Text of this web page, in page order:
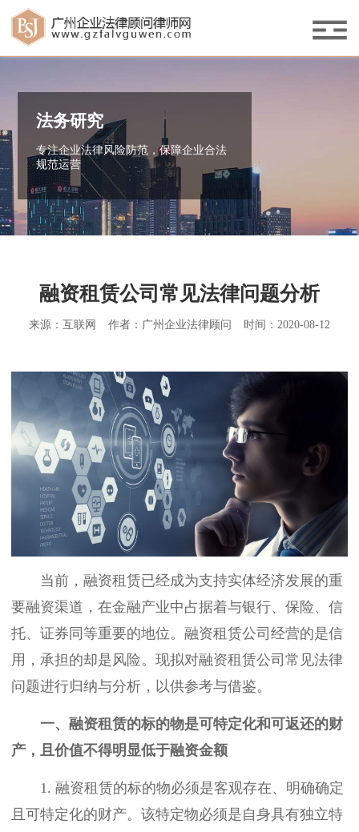
法务研究
专注企业法律风险防范，保障企业合法
规范运营
融资租赁公司常见法律问题分析
来源：互联网 作者：广州企业法律顾问 时间：2020-08-12
当前，融资租赁已经成为支持实体经济发展的重
要融资渠道，在金融产业中占据着与银行、保险、信
托、证券同等重要的地位。融资租赁公司经营的是信
用，承担的却是风险。现拟对融资租赁公司常见法律
问题进行归纳与分析，以供参考与借鉴。
一、融资租赁的标的物是可特定化和可返还的财
产，且价值不得明显低于融资金额
1. 融资租赁的标的物必须是客观存在、明确确定
且可特定化的财产。该特定物必须是自身具有独立特